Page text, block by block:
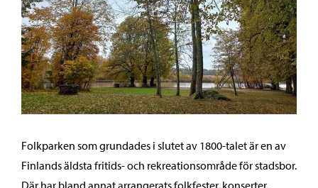
Folkparken som grundades i slutet av 1800-talet är en av
Finlands äldsta fritids- och rekreationsområde för stadsbor.
Där har bland annat arrangerats folkfester, konserter,